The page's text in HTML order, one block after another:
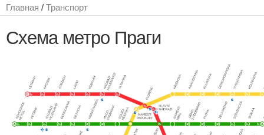
Главная / Транспорт
Схема метро Праги